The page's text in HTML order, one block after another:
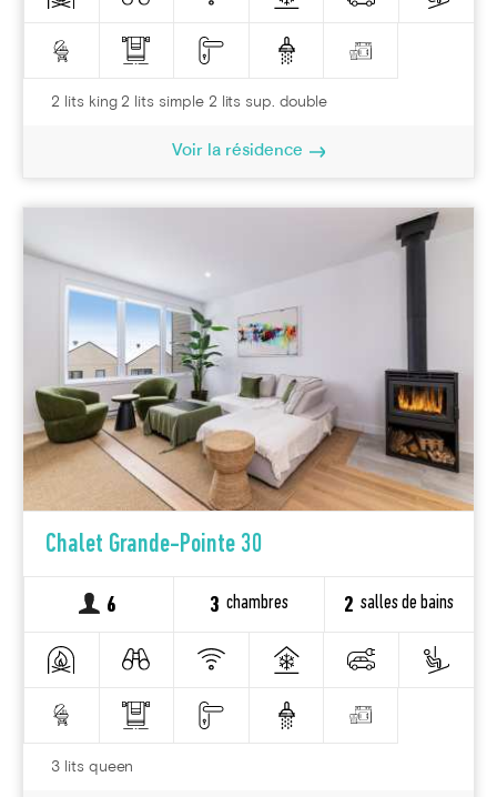
2 lits king 2 lits simple 2 lits sup. double
Voir la résidence
Chalet Grande-Pointe 30
6 3 chambres 2 salles de bains
3 lits queen